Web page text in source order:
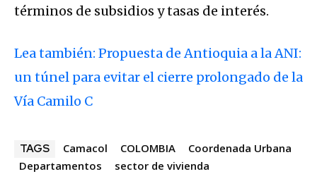
términos de subsidios y tasas de interés.
Lea también: Propuesta de Antioquia a la ANI:
un túnel para evitar el cierre prolongado de la
Vía Camilo C
TAGS Camacol COLOMBIA
Coordenada Urbana
Departamentos
sector de vivienda